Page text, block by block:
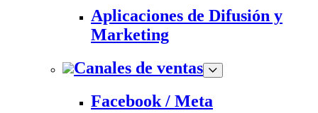
Aplicaciones de Difusión y
Marketing
Canales de ventas
Facebook / Meta